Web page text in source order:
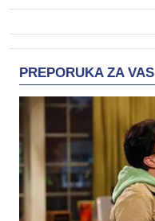
PREPORUKA ZA VAS